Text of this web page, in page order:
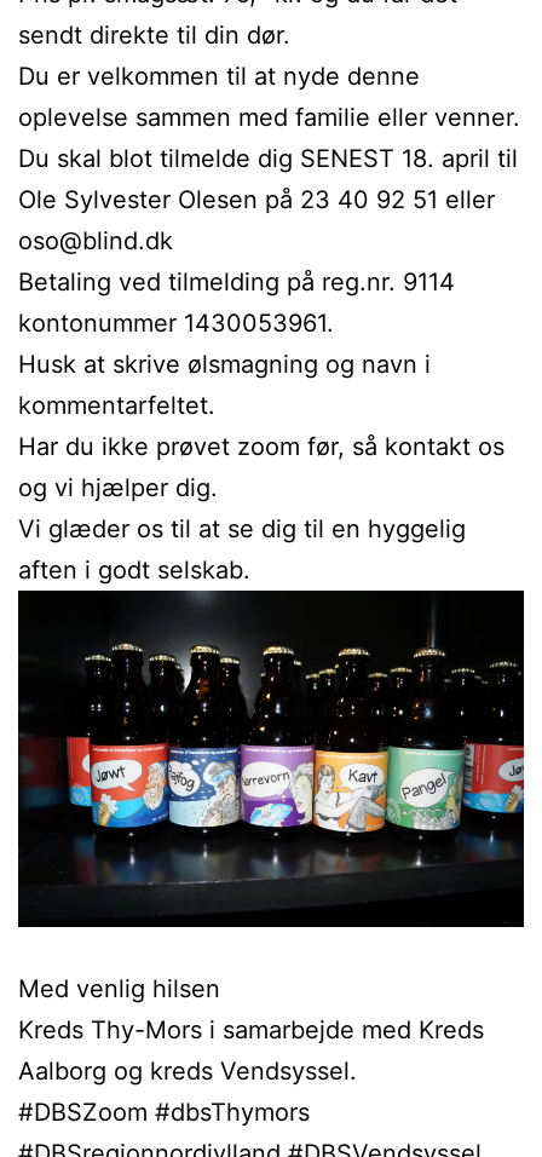
sendt direkte til din dør.
Du er velkommen til at nyde denne
oplevelse sammen med familie eller venner.
Du skal blot tilmelde dig SENEST 18. april til
Ole Sylvester Olesen på 23 40 92 51 eller
oso@blind.dk
Betaling ved tilmelding på reg.nr. 9114
kontonummer 1430053961.
Husk at skrive ølsmagning og navn i
kommentarfeltet.
Har du ikke prøvet zoom før, så kontakt os
og vi hjælper dig.
Vi glæder os til at se dig til en hyggelig
aften i godt selskab.
Med venlig hilsen
Kreds Thy-Mors i samarbejde med Kreds
Aalborg og kreds Vendsyssel.
#DBSZoom #dbsThymors